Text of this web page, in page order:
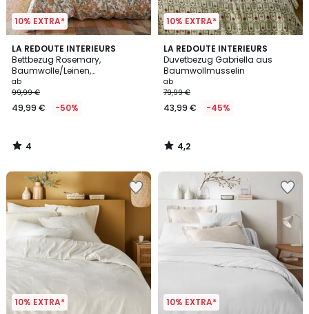
10% EXTRA*
LA REDOUTE INTERIEURS
Bettbezug Rosemary,
Baumwolle/Leinen,
vorgewaschen
ab
99,99 €
49,99 € -50%
4
/
5
4
/
10% EXTRA*
LA REDOUTE INTERIEURS
Duvetbezug Gabriella aus
Baumwollmusselin
ab
79,99 €
43,99 € -45%
4,2
/ 5
4,2
/
10% EXTRA* 10% EXTRA*